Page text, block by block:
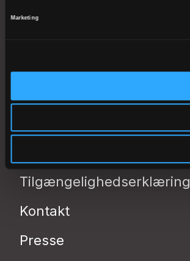
Marketing
Stiftsøvrigheden
Folkekirkens IntraNet
Tilgængelighedserklæring
Kontakt
Presse